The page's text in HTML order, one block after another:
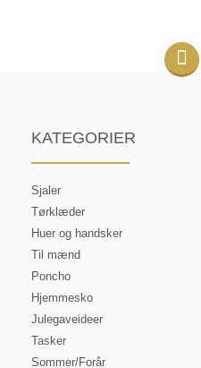
KATEGORIER
Sjaler
Tørklæder
Huer og handsker
Til mænd
Poncho
Hjemmesko
Julegaveideer
Tasker
Sommer/Forår